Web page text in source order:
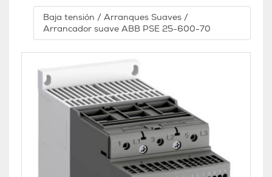
Baja tensión / Arranques Suaves /
Arrancador suave ABB PSE 25-600-70